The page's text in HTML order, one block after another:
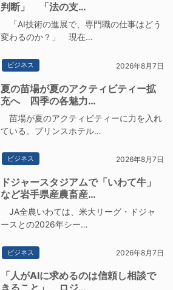
判断」 「法の支…
「AI技術の進展で、専門職の仕事はどう
変わるのか？」 現在…
ビジネス 2026年8月7日
夏の苗場が夏のアクティビティー拡
充へ 四季の各魅力…
苗場が夏のアクティビティーに力を入れ
ている。プリンスホテル…
ビジネス 2026年8月7日
ドジャースタジアムで「いわて牛」
など岩手県産農畜産…
JA全農いわては、米大リーグ・ドジャ
ースとの2026年シー…
ビジネス 2026年8月7日
「人がAIに求めるのは信頼し相談で